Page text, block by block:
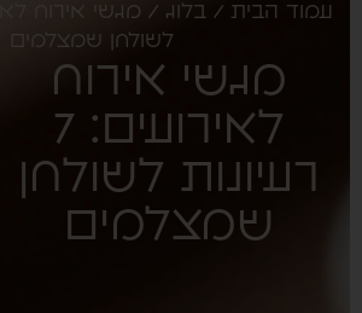
עמוד הבית/ בלוג
לשולחן שמצלמים
מגשי אירוח
לאירועים: 7
רעיונות לשולחן
שמצלמים